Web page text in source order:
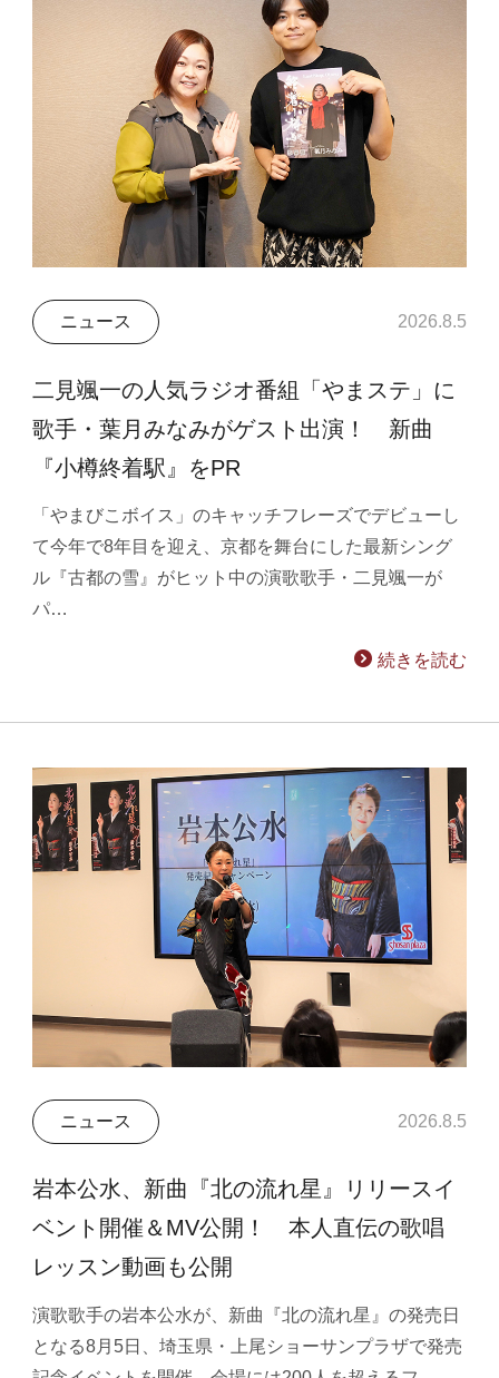
ニュース 2026.8.5
二見颯一の人気ラジオ番組「やまステ」に
歌手・葉月みなみがゲスト出演！ 新曲
『小樽終着駅』をPR
「やまびこボイス」のキャッチフレーズでデビューし
て今年で8年目を迎え、京都を舞台にした最新シング
ル『古都の雪』がヒット中の演歌歌手・二見颯一が
パ…
続きを読む
ニュース 2026.8.5
岩本公水、新曲『北の流れ星』リリースイ
ベント開催＆MV公開！ 本人直伝の歌唱
レッスン動画も公開
演歌歌手の岩本公水が、新曲『北の流れ星』の発売日
となる8月5日、埼玉県・上尾ショーサンプラザで発売